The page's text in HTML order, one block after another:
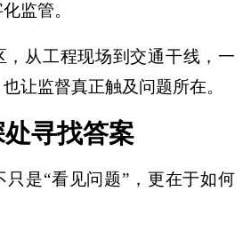
监管。
，从工程现场到交通干线，一
让监督真正触及问题所在。
寻找答案
只是“看见问题”，更在于如何